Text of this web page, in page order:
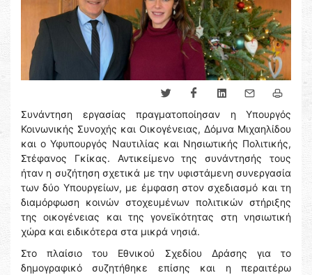
Συνάντηση εργασίας πραγματοποίησαν η Υπουργός
Κοινωνικής Συνοχής και Οικογένειας, Δόμνα Μιχαηλίδου
και ο Υφυπουργός Ναυτιλίας και Νησιωτικής Πολιτικής,
Στέφανος Γκίκας. Αντικείμενο της συνάντησής τους
ήταν η συζήτηση σχετικά με την υφιστάμενη συνεργασία
των δύο Υπουργείων, με έμφαση στον σχεδιασμό και τη
διαμόρφωση κοινών στοχευμένων πολιτικών στήριξης
της οικογένειας και της γονεϊκότητας στη νησιωτική
χώρα και ειδικότερα στα μικρά νησιά.
Στο πλαίσιο του Εθνικού Σχεδίου Δράσης για το
δημογραφικό συζητήθηκε επίσης και η περαιτέρω